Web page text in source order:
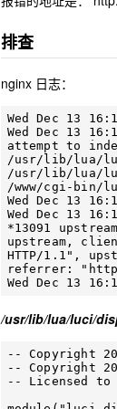
排查
nginx 日志：
Wed Dec 13
Wed Dec 13
attempt to
/usr/lib/lua/luci/
/usr/lib/lua/luci/sgi/
/www/cgi-bin/
Wed Dec 13
Wed Dec 13
*13091
upstream,
HTTP/1.1",
referrer:
/usr/lib/lua/luci/
-- Copyright
-- Copyright
-- Licensed to